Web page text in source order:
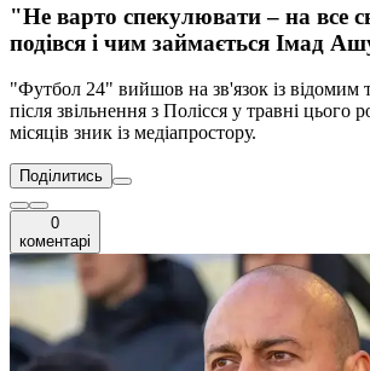
"Не варто спекулювати – на все
подівся і чим займається Імад
"Футбол 24" вийшов на зв'язок із відомим
після звільнення з Полісся у травні цього
місяців зник із медіапростору.
Поділитись
0
коментарі